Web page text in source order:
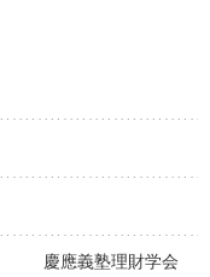
慶應義塾理財学会